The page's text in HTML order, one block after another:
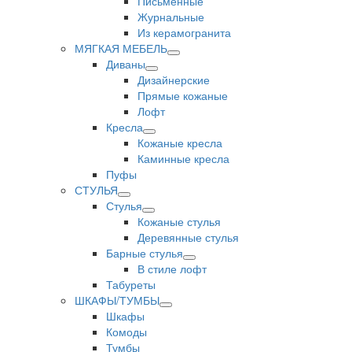
Журнальные
Из керамогранита
МЯГКАЯ МЕБЕЛЬ
Диваны
Дизайнерские
Прямые кожаные
Лофт
Кресла
Кожаные кресла
Каминные кресла
Пуфы
СТУЛЬЯ
Стулья
Кожаные стулья
Деревянные стулья
Барные стулья
В стиле лофт
Табуреты
ШКАФЫ/ТУМБЫ
Шкафы
Комоды
Тумбы